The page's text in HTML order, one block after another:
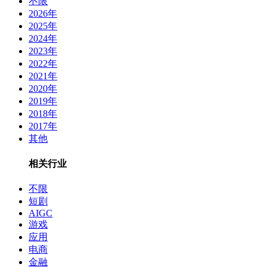
2026年
2025年
2024年
2023年
2022年
2021年
2020年
2019年
2018年
2017年
其他
相关行业
不限
短剧
AIGC
游戏
应用
电商
金融